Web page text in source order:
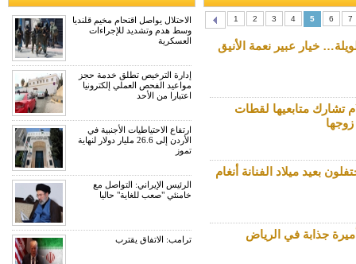
1 2 3 4 5 6 7
خيار عبير نعمة الأنيق
تشارك متابعيها لقطات
بعيد ميلاد الفنانة أنغام
جذابة في الرياض
الاحتلال يواصل اقتحام مخيم قلنديا
وسط هدم وتشديد للإجراءات
العسكرية
إدارة الترخيص تطلق خدمة حجز
مواعيد الفحص العملي إلكترونيا
اعتبارا من الأحد
ارتفاع الاحتياطيات الأجنبية في
الأردن إلى 26.6 مليار دولار لنهاية
تموز
الرئيس الإيراني: التواصل مع
خامنئي "صعب للغاية" حاليا
ترامب: الاتفاق يقترب